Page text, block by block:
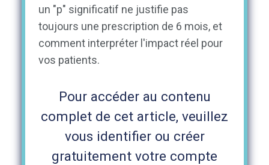
un "p" significatif ne justifie pas
toujours une prescription de 6 mois, et
comment interpréter l'impact réel pour
vos patients.
Pour accéder au contenu
complet de cet article, veuillez
vous identifier ou créer
gratuitement votre compte